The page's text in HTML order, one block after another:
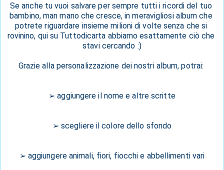
Se anche tu vuoi salvare per sempre tutti i ricordi del tuo
bambino, man mano che cresce, in meravigliosi album che
potrete riguardare insieme milioni di volte senza che si
rovinino, qui su Tuttodicarta abbiamo esattamente ciò che
stavi cercando :)
Grazie alla personalizzazione dei nostri album, potrai:
➢ aggiungere il nome e altre scritte
➢ scegliere il colore dello sfondo
➢ aggiungere animali, fiori, fiocchi e abbellimenti vari